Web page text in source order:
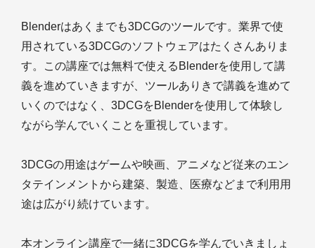
Blenderはあくまでも3DCGのツールです。業界で使
用されている3DCGのソフトウェアはたくさんありま
す。この講座では無料で使えるBlenderを使用して講
義を進めていきますが、ツールありきで講義を進めて
いくのではなく、3DCGをBlenderを使用して体験し
ながら学んでいくことを重視しています。
3DCGの用途はゲームや映画、アニメなど従来のエン
タテインメントから建築、製造、医療などまで利用用
途は広がり続けています。
本オンライン講座で一緒に3DCGを学んでいきましょ